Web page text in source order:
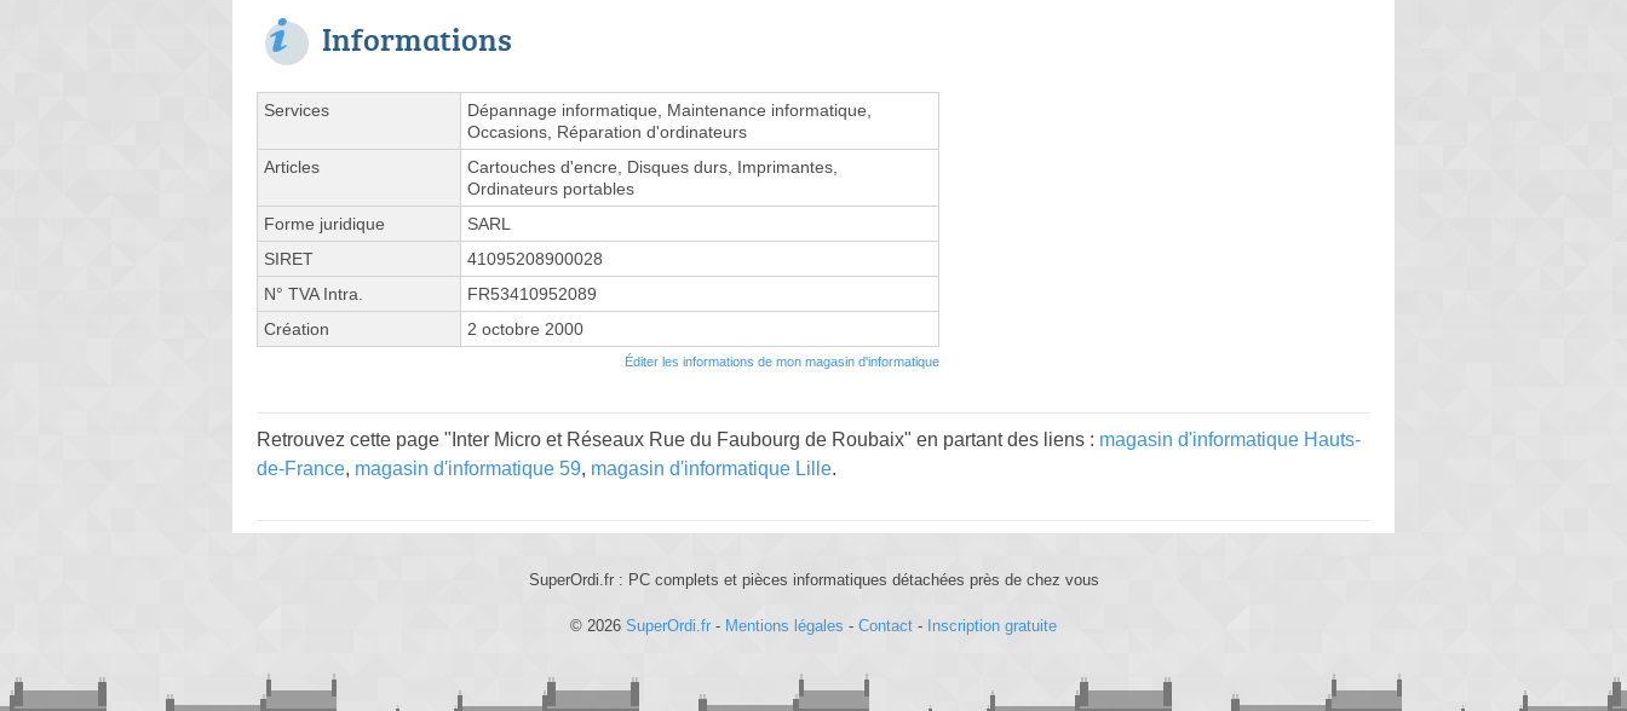
Informations
Services
Dépannage informatique, Maintenance informatique,
Occasions, Réparation d'ordinateurs
Articles
Cartouches d'encre, Disques durs, Imprimantes,
Ordinateurs portables
Forme juridique
SARL
SIRET
41095208900028
N° TVA Intra.
FR53410952089
Création
2 octobre 2000
Éditer les informations de mon magasin d'informatique
Retrouvez cette page "Inter Micro et Réseaux Rue du Faubourg de Roubaix" en partant des liens : magasin d'informatique Hauts-
de-France, magasin d'informatique 59, magasin d'informatique Lille.
SuperOrdi.fr : PC complets et pièces informatiques détachées près de chez vous
© 2026 SuperOrdi.fr - Mentions légales - Contact - Inscription gratuite